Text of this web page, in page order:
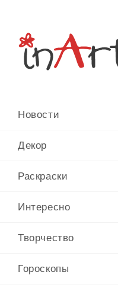
Новости
Декор
Раскраски
Интересно
Творчество
Гороскопы